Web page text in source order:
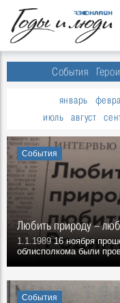
События Герои
январь
июль
август
События
Любить природу –
1.1.198916 ноября
облисполкома были
События